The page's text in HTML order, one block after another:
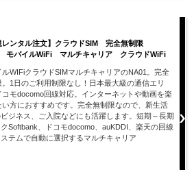
レンタル注文】クラウドSIM 完全無制限
モバイルWiFi マルチキャリア クラウドWiFi
ルWIFiクラウドSIMマルチキャリアのNA01。完全
。1日のご利用制限なし！日本最大級の通信エリ
コモdocomo回線対応。インターネットや動画を楽
い方におすすめです。完全無制限なので、新生活
ジネス、ご入院などにも活躍します。短期～長期
Softbank、ドコモdocomo、auKDDI、楽天の回線
テムで自動に選択するマルチキャリア